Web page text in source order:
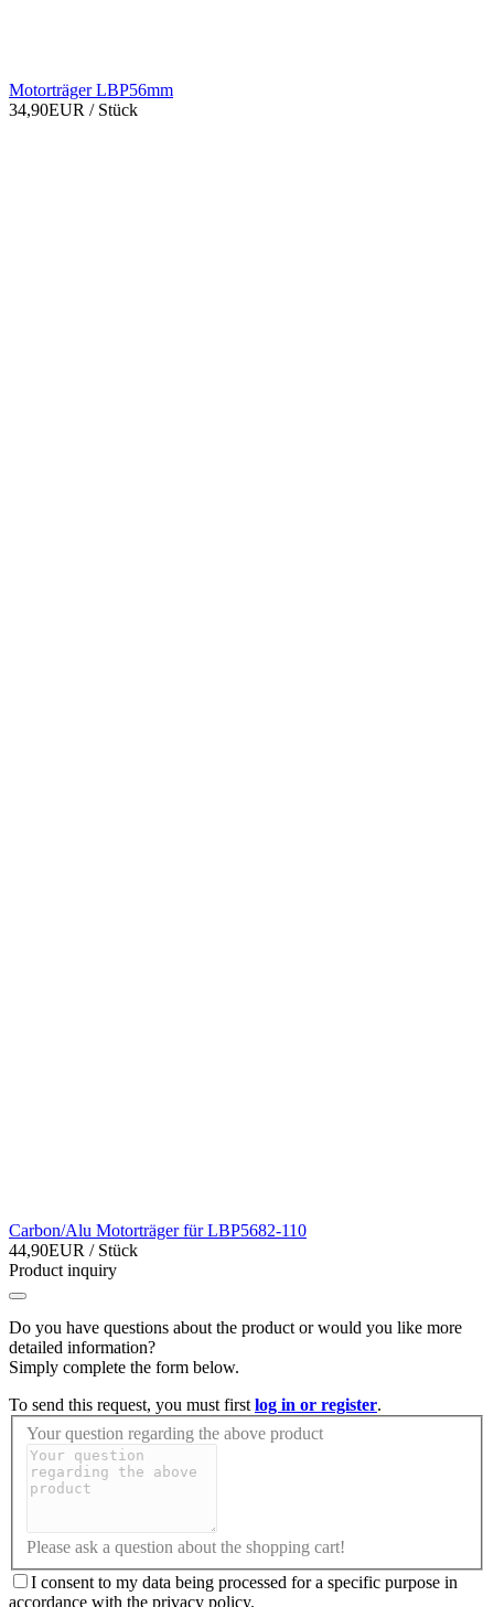
Motorträger LBP56mm
34,90EUR / Stück
Carbon/Alu Motorträger für LBP5682-110
44,90EUR / Stück
Product inquiry
Do you have questions about the product or would you like more
detailed information?
Simply complete the form below.
To send this request, you must first log in or register.
Your question regarding the above product
Please ask a question about the shopping cart!
I consent to my data being processed for a specific purpose in
accordance with the privacy policy.